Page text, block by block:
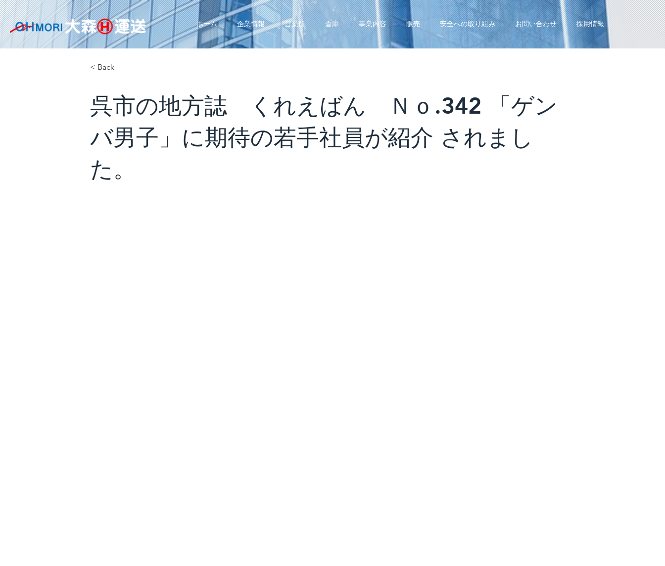
ホーム 企業情報 営業所 倉庫 事業内容 販売 安全への取り組み お問い合わせ 採用情報
< Back
呉市の地方誌 くれえばん Ｎｏ.342 「ゲン
バ男子」に期待の若手社員が紹介 されまし
た。